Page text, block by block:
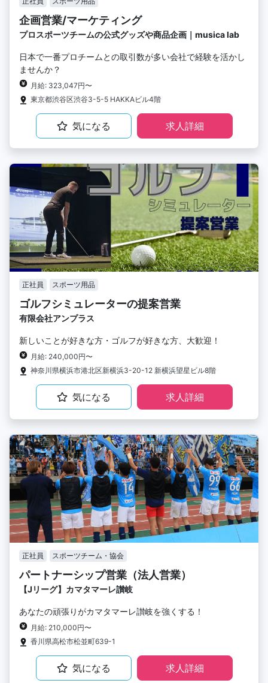
企画営業/マーケティング
プロスポーツチームの公式グッズや商品企画｜musica lab
日本で一番プロチームとの取引数が多い会社で経験を活かし
ませんか？
月給: 323,047円〜
東京都渋谷区渋谷3-5-5 HAKKAビル4階
気になる 求人詳細
正社員 スポーツ用品
ゴルフシミュレーターの提案営業
有限会社アンプラス
新しいことが好きな方・ゴルフが好きな方、大歓迎！
月給: 240,000円〜
神奈川県横浜市港北区新横浜3-20-12 新横浜望星ビル8階
気になる 求人詳細
正社員 スポーツチーム・協会
パートナーシップ営業（法人営業）
【Jリーグ】カマタマーレ讃岐
あなたの頑張りがカマタマーレ讃岐を強くする！
月給: 210,000円〜
香川県高松市松並町639-1
気になる 求人詳細